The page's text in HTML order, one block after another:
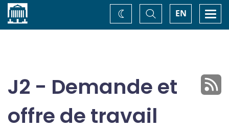
Accueil EN
Basculer
la
recherche
Changez
de
J2 - Demande et
offre de travail